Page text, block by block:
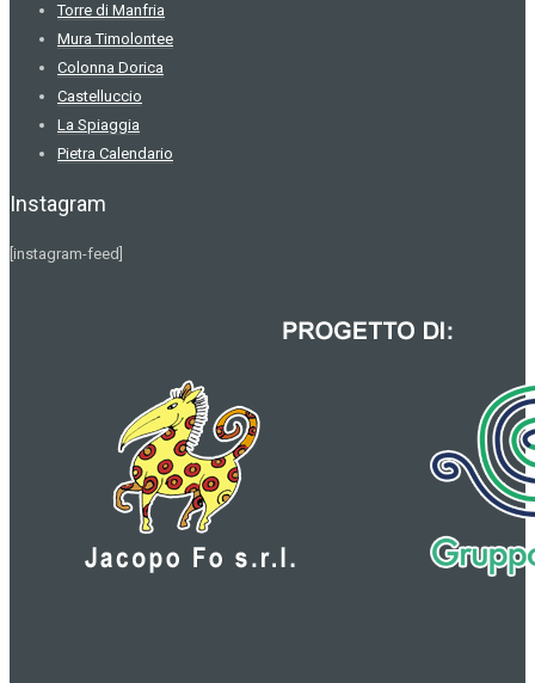
Torre di Manfria
Mura Timolontee
Colonna Dorica
Castelluccio
La Spiaggia
Pietra Calendario
Instagram
[instagram-feed]